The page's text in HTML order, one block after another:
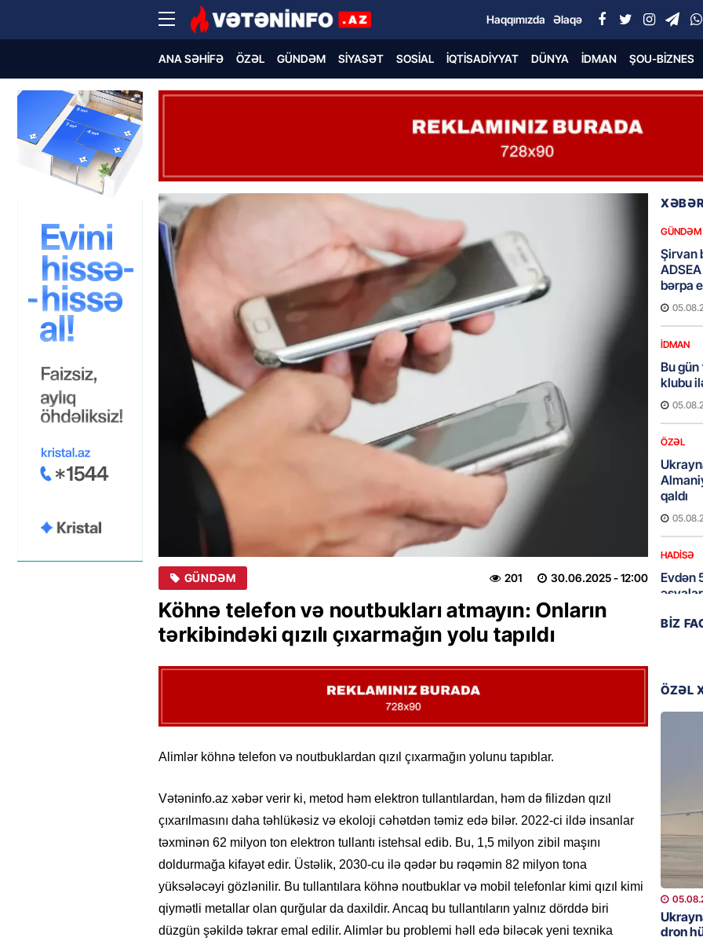
Haqqımızda Əlaqə
ANA SƏHIFƏ ÖZƏL GÜNDƏM SIYASƏT SOSIAL İQTISADIYYAT DÜNYA İDMAN ŞOU-BIZNES
GÜNDƏM 30.06.2025- 12:00
201
Köhnə telefon və noutbukları atmayın: Onların
tərkibindəki qızılı çıxarmağın yolu tapıldı
Alimlər köhnə telefon və noutbuklardan qızıl çıxarmağın yolunu tapıblar.
Vətəninfo.az xəbər verir ki, metod həm elektron tullantılardan, həm də filizdən qızıl
çıxarılmasını daha təhlükəsiz və ekoloji cəhətdən təmiz edə bilər. 2022-ci ildə insanlar
təxminən 62 milyon ton elektron tullantı istehsal edib. Bu, 1,5 milyon zibil maşını
doldurmağa kifayət edir. Üstəlik, 2030-cu ilə qədər bu rəqəmin 82 milyon tona
yüksələcəyi gözlənilir. Bu tullantılara köhnə noutbuklar və mobil telefonlar kimi qızıl kimi
qiymətli metallar olan qurğular da daxildir. Ancaq bu tullantıların yalnız dörddə biri
düzgün şəkildə təkrar emal edilir. Alimlər bu problemi həll edə biləcək yeni texnika
GÜNDƏM
Şirvan
bərpa
İDMAN
Bu gün
klubu
ÖZƏL
qaldı
HADISƏ
Evdən
İDMAN
Bu
DÜNYA
BIZ
ÖZƏL
dron